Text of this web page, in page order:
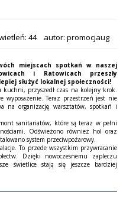
44autor: promocjaug
miejscach spotkań w naszej
i Ratowicach przeszły
służyć lokalnej społeczności!
kuchni, przyszedł czas na kolejny krok.
wyposażenie. Teraz przestrzeń jest nie
na organizację warsztatów, spotkań i
sanitariatów, które są teraz w pełni
Odświeżono również hol oraz
system przeciwpożarowy.
To przede wszystkim przywracanie
Dzięki nowoczesnemu zapleczu
świetlice stają się jeszcze bardziej